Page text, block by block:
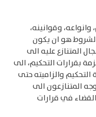
وقوانينه،
هو ان يكون
المتنازع عليه الى
بقرارات التحكيم، الى
والزاميته حتى
المتنازعون الى
في قرارات